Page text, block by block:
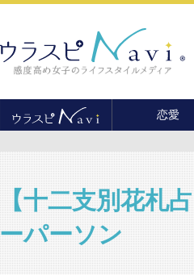
恋愛
結婚
セックス
【十二支別花札
ーパーソン